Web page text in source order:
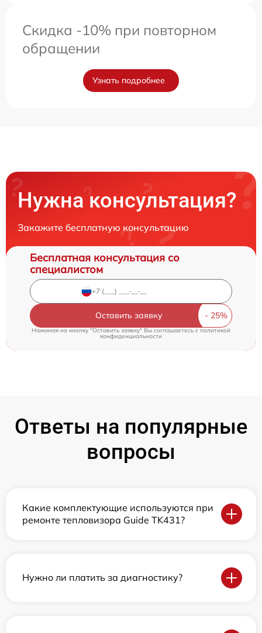
Скидка -10% при повторном
обращении
Узнать подробнее
Нужна консультация?
Закажите бесплатную консультацию
Бесплатная консультация со
специалистом
Оставить заявку
Нажимая на кнопку "Оставить заявку" Вы соглашаетесь cполитикой
конфиденциальности
Ответы на популярные
вопросы
Какие комплектующие используются при
ремонте тепловизора Guide TK431?
Нужно ли платить за диагностику?